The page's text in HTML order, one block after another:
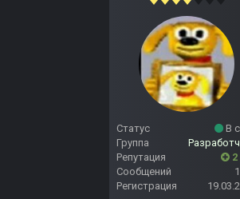
Статус
В
Группа
Репутация
2
Сообщений
Регистрация